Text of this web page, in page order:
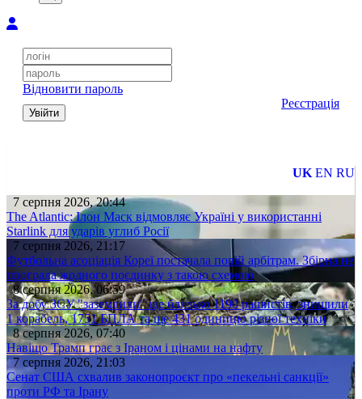
Відновити пароль
Увійти
Реєстрація
UK EN RU
7 серпня 2026, 20:44
The Atlantic: Ілон Маск відмовляє Україні у використанні
Starlink для ударів углиб Росії
7 серпня 2026, 21:17
Футбольна асоціація Кореї постачала повій арбітрам. Збірна не
програла жодного поєдинку з такою схемою
8 серпня 2026, 06:59
За добу ЗСУ "заземлили" ще близько 1190 рашистів, знищили
1 корабель, 1751 БПЛА та ще 431 одиницю різної техніки
8 серпня 2026, 07:40
Навіщо Трамп грає з Іраном і цінами на нафту
7 серпня 2026, 21:03
Сенат США схвалив законопроєкт про «пекельні санкції»
проти РФ та Ірану